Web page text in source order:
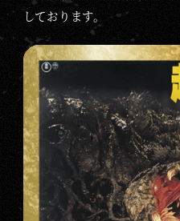
しております。